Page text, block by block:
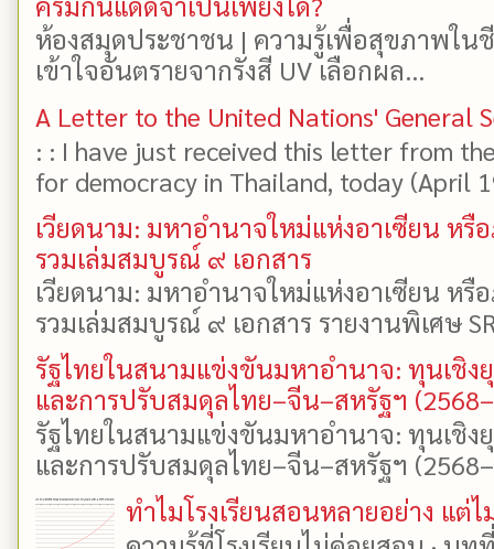
ห้องสมุดประชาชน | ความรู้เพื่อสุขภาพใน
เข้าใจอันตรายจากรังสี UV เลือกผล...
A Letter to the United Nations' General
: : I have just received this letter from
for democracy in Thailand, today (April
เวียดนาม: มหาอำนาจใหม่แห่งอาเซียน ห
รวมเล่มสมบูรณ์ ๙ เอกสาร
เวียดนาม: มหาอำนาจใหม่แห่งอาเซียน ห
รวมเล่มสมบูรณ์ ๙ เอกสาร รายงานพิเศษ
รัฐไทยในสนามแข่งขันมหาอำนาจ: ทุนเชิง
และการปรับสมดุลไทย–จีน–สหรัฐฯ
รัฐไทยในสนามแข่งขันมหาอำนาจ: ทุนเชิง
และการปรับสมดุลไทย–จีน–สหรัฐฯ
ทำไมโรงเรียนสอนหลายอย่าง แต่ไ